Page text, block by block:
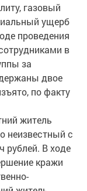
газовый
ущерб
проведения
в
за
двое
по факту
житель
неизвестный с
рублей. В ходе
кражи